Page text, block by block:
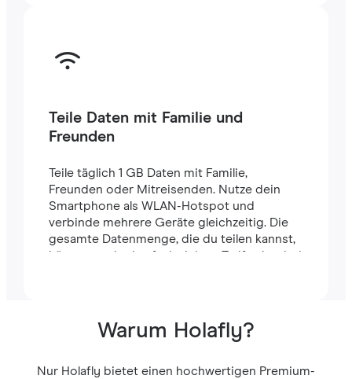
Teile Daten mit Familie und
Freunden
Teile täglich 1 GB Daten mit Familie,
Freunden oder Mitreisenden. Nutze dein
Smartphone als WLAN-Hotspot und
verbinde mehrere Geräte gleichzeitig. Die
gesamte Datenmenge, die du teilen kannst,
hängt von der Laufzeit deines Tarifs ab – bei
Warum Holafly?
Nur Holafly bietet einen hochwertigen Premium-